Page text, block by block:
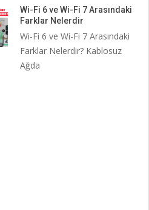
Wi-Fi 6 ve Wi-Fi 7 Arasındaki
Farklar Nelerdir
Wi-Fi 6 ve Wi-Fi 7 Arasındaki
Farklar Nelerdir? Kablosuz
Ağda